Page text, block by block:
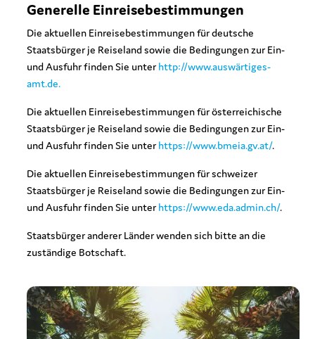
Generelle Einreisebestimmungen
Die aktuellen Einreisebestimmungen für deutsche
Staatsbürger je Reiseland sowie die Bedingungen zur Ein-
und Ausfuhr finden Sie unterhttp://www.auswärtiges-
amt.de.
Die aktuellen Einreisebestimmungen für österreichische
Staatsbürger je Reiseland sowie die Bedingungen zur Ein-
und Ausfuhr finden Sie unterhttps://www.bmeia.gv.at/.
Die aktuellen Einreisebestimmungen für schweizer
Staatsbürger je Reiseland sowie die Bedingungen zur Ein-
und Ausfuhr finden Sie unterhttps://www.eda.admin.ch/.
Staatsbürger anderer Länder wenden sich bitte an die
zuständige Botschaft.